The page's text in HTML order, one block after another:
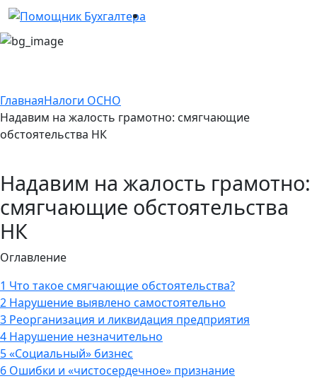
ГлавнаяНалоги ОСНО
Надавим на жалость грамотно: смягчающие
обстоятельства НК
Надавим на жалость грамотно:
смягчающие обстоятельства
НК
Оглавление
1 Что такое смягчающие обстоятельства?
2 Нарушение выявлено самостоятельно
3 Реорганизация и ликвидация предприятия
4 Нарушение незначительно
5«Социальный» бизнес
6 Ошибки и «чистосердечное» признание